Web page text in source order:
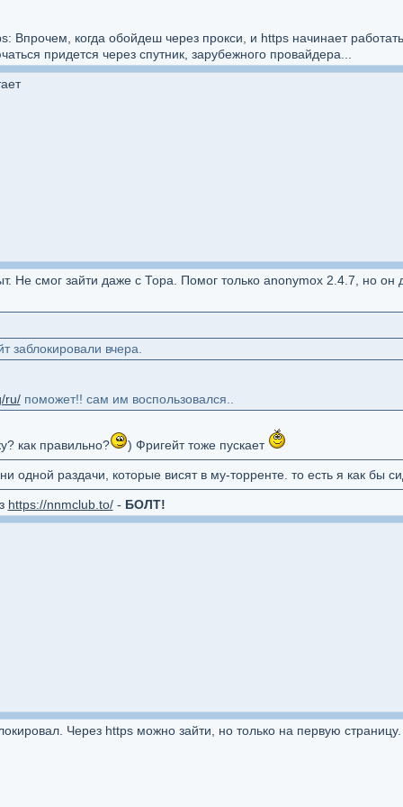
Впрочем, когда обойдеш через прокси, и https начинает
придется через спутник, зарубежного провайдера...
Не смог зайти даже с Тора. Помог только anonymox 2.4.7, но
заблокировали вчера.
ru/поможет!! сам им воспользовался..
как правильно? ) Фригейт тоже пускает
одной раздачи, которые висят в му-торренте. то есть я как бы
https://nnmclub.to/- БОЛТ!
Через https можно зайти, но только на первую